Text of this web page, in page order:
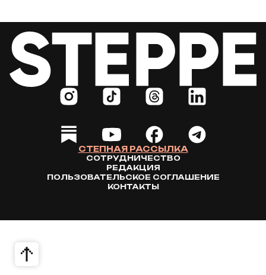
СТЕПНАЯ РАССЫЛКА
СОТРУДНИЧЕСТВО
РЕДАКЦИЯ
ПОЛЬЗОВАТЕЛЬСКОЕ СОГЛАШЕНИЕ
КОНТАКТЫ